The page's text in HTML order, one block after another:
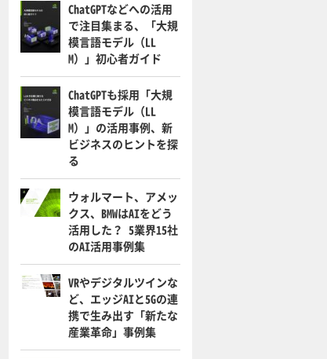
ChatGPTなどへの活用
で注目集まる、「大規
模言語モデル（LL
M）」初心者ガイド
ChatGPTも採用「大規
模言語モデル（LL
M）」の活用事例、新
ビジネスのヒントを探
る
ウォルマート、アメッ
クス、BMWはAIをどう
活用した？ 5業界15社
のAI活用事例集
VRやデジタルツインな
ど、エッジAIと5Gの連
携で生み出す「新たな
産業革命」事例集